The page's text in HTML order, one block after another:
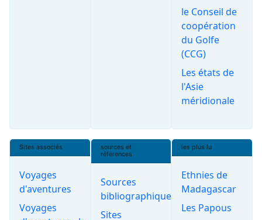
le Conseil de
coopération
du Golfe
(CCG)
Les états de
l'Asie
méridionale
Sites associés
Voyages
d'aventures
Voyages
sources et
références
Sources
bibliographiques
Sites
les plus lu
Ethnies de
Madagascar
Les Papous